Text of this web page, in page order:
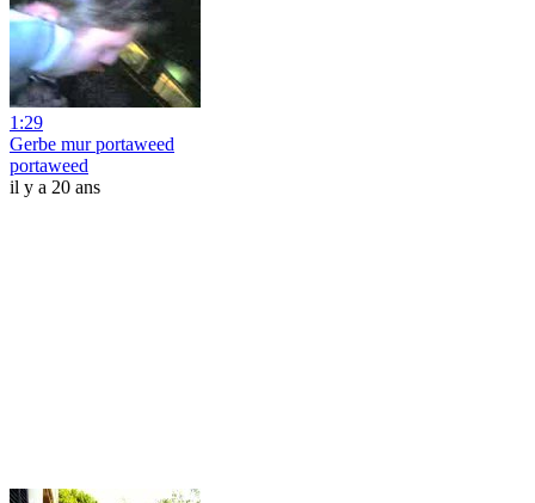
1:29
Gerbe mur portaweed
portaweed
il y a 20 ans